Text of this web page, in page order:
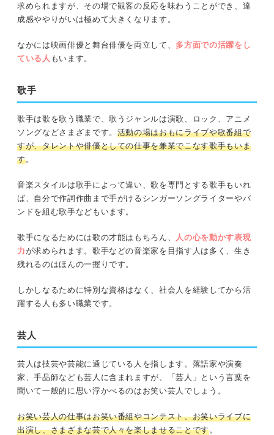
求められますが、その場で観客の反応を味わうことができ、達
成感ややりがいは極めて大きくなります。
なかには映画俳優と舞台俳優を両立して、 多方面での活躍をし
ている人 もいます。
歌手
歌手は歌を歌う職業で、歌うジャンルは演歌、ロック、アニメ
ソングなどさまざまです。 活動の場はおもにライブや歌番組で
すが、タレントや俳優としての仕事を兼業でこなす歌手もいま
す。
音楽スタイルは歌手によって違い、歌を専門とする歌手もいれ
ば、自分で作詞作曲まで手がけるシンガーソングライターやバ
ンドを組む歌手などもいます。
歌手になるためには歌の才能はもちろん、
人の心を動かす表現
力が求められます。歌手などの音楽家を目指す人は多く、生き
残れるのはほんの一握りです。
しかしなるために特別な資格はなく、社会人を経験してから活
躍する人も多い職業です。
芸人
芸人は技芸や芸能に通じている人を指します。落語家や演奏
家、手品師なども芸人に含まれますが、「芸人」という言葉を
聞いて一般的に思い浮かべるのはお笑い芸人でしょう。
お笑い芸人の仕事はお笑い番組やコンテスト、お笑いライブに
出演し、さまざまな芸で人々を楽しませることです。